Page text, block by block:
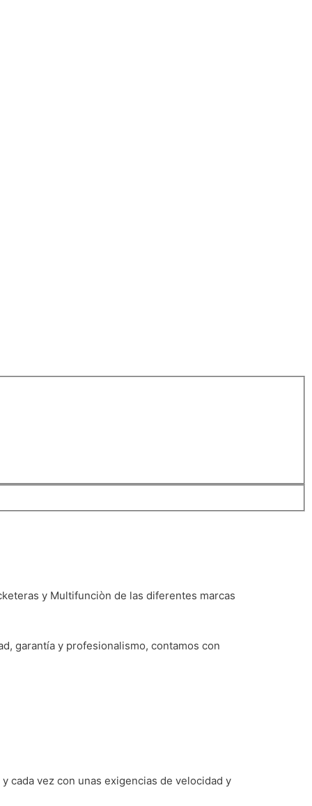
y Multifunciòn de las diferentes marcas
garantía y profesionalismo, contamos con
cada vez con unas exigencias de velocidad y